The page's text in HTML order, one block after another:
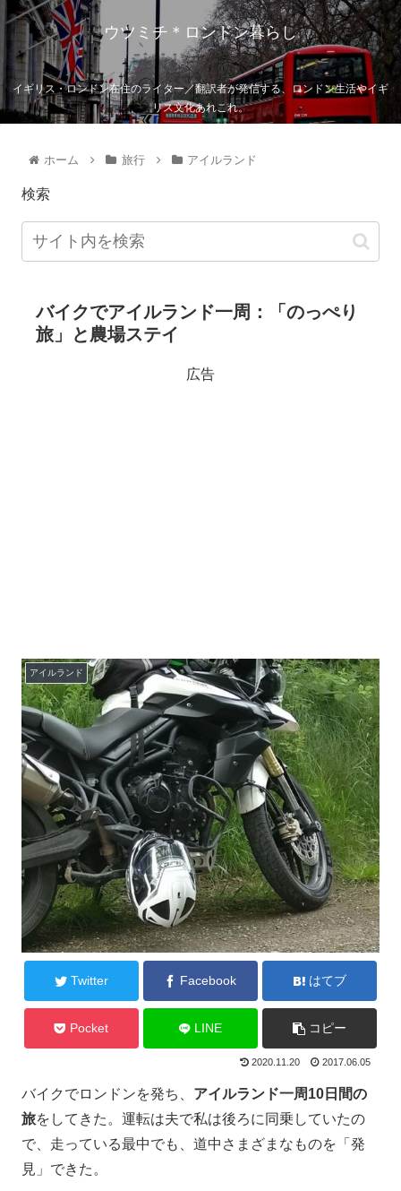
ウツミチ＊ロンドン暮らし
イギリス・ロンドン在住のライター／翻訳者が発信する、ロンドン生活やイギ
リス文化あれこれ。
ホーム 旅行 アイルランド
検索
バイクでアイルランド一周：「のっぺり
旅」と農場ステイ
広告
アイルランド
Twitter Facebook はてブ
Pocket LINE コピー
2020.11.20 2017.06.05
バイクでロンドンを発ち、 アイルランド一周10日間の
旅をしてきた。運転は夫で私は後ろに同乗していたの
で、走っている最中でも、道中さまざまなものを「発
見」できた。